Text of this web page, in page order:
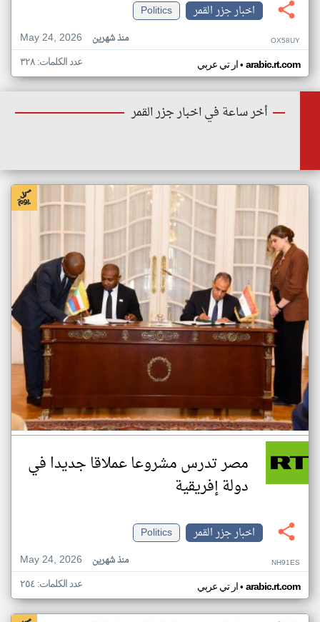
اخبار جزر القمر
Politics
May 24, 2026
منذ شهرين OX58UY
ار تي عربي• arabic.rt.com عدد الكلمات: ٣٢٨
أخر ساعة في اخبار جزر القمر
مصر تدرس مشروعا عملاقا جديدا في
دولة إفريقية
اخبار جزر القمر
Politics
May 24, 2026
منذ شهرين NH91ES
ار تي عربي• arabic.rt.com عدد الكلمات: ٢٥٤